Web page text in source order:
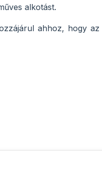
alkotást.
ahhoz, hogy az